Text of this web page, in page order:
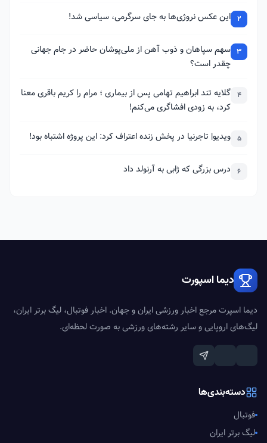
2 این عکس نروژی‌ها به جای سرگرمی، سیاسی شد!
3 سهم سپاهان و ذوب آهن از ملی‌پوشان حاضر در جام جهانی
چقدر است؟
4 گلایه تند ابراهیم تهامی پس از بیماری ؛ مرام را کریم باقری معنا
کرد، به زودی افشاگری می‌کنم!
5 ویدیو| تاجرنیا در پخش زنده اعتراف کرد: این پروژه اشتباه بود!
6 درس بزرگی که ژابی به آرنولد داد
دیما اسپورت
دیما اسپرت مرجع اخبار ورزشی ایران و جهان. اخبار فوتبال، لیگ برتر ایران،
لیگ‌های اروپایی و سایر رشته‌های ورزشی به صورت لحظه‌ای.
دسته‌بندی‌ها
فوتبال
لیگ برتر ایران